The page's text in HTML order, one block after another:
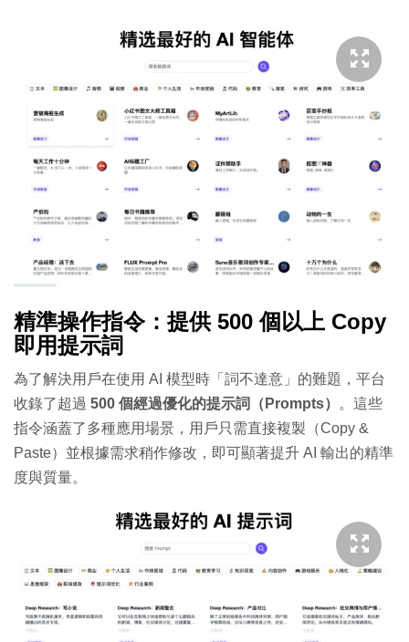
精準操作指令：提供 500 個以上 Copy
即用提示詞
為了解決用戶在使用 AI 模型時「詞不達意」的難題，平台
收錄了超過 500 個經過優化的提示詞（Prompts）
。這些
指令涵蓋了多種應用場景，用戶只需直接複製（Copy &
Paste）並根據需求稍作修改，即可顯著提升 AI 輸出的精準
度與質量。